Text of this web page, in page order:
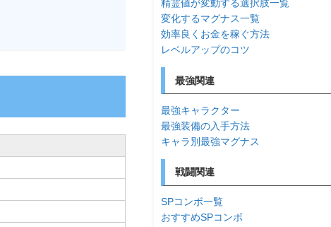
精霊値が変動する選択肢一覧
変化するマグナス一覧
効率良くお金を稼ぐ方法
レベルアップのコツ
最強関連
最強キャラクター
最強装備の入手方法
キャラ別最強マグナス
戦闘関連
SPコンボ一覧
おすすめSPコンボ